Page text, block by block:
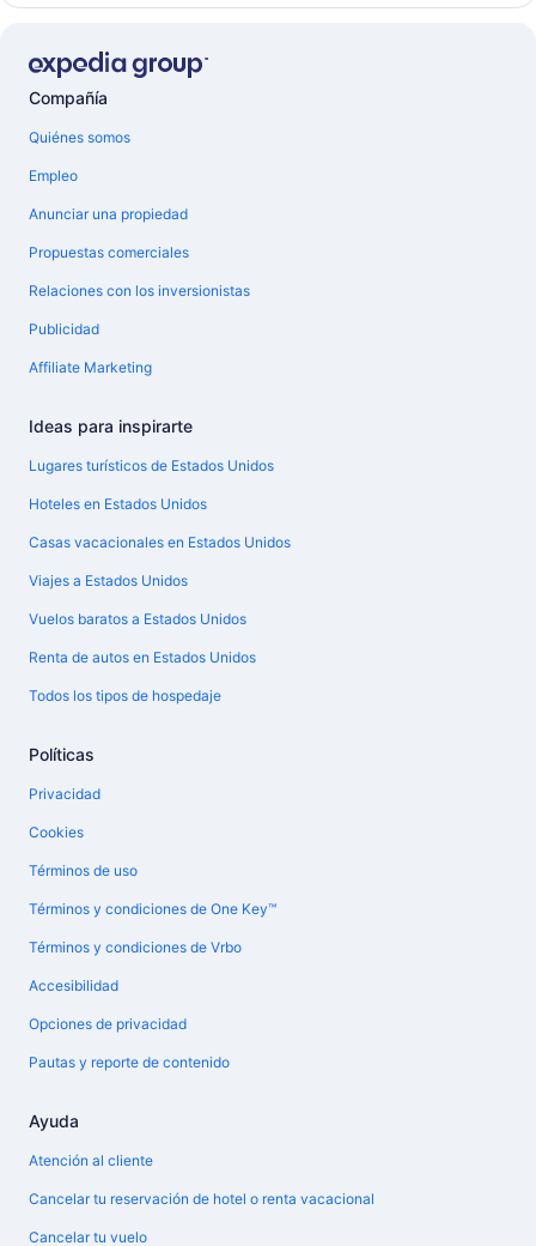
Compañía
Quiénes somos
Empleo
Anunciar una propiedad
Propuestas comerciales
Relaciones con los inversionistas
Publicidad
Affiliate Marketing
Ideas para inspirarte
Lugares turísticos de Estados Unidos
Hoteles en Estados Unidos
Casas vacacionales en Estados Unidos
Viajes a Estados Unidos
Vuelos baratos a Estados Unidos
Renta de autos en Estados Unidos
Todos los tipos de hospedaje
Políticas
Privacidad
Cookies
Términos de uso
Términos y condiciones de One Key™
Términos y condiciones de Vrbo
Accesibilidad
Opciones de privacidad
Pautas y reporte de contenido
Ayuda
Atención al cliente
Cancelar tu reservación de hotel o renta vacacional
Cancelar tu vuelo